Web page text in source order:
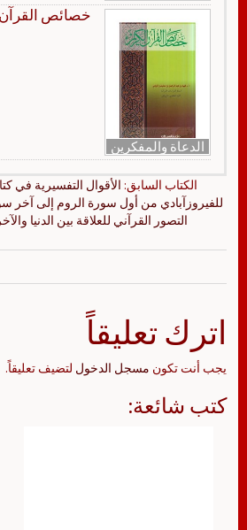
الدعاة والمفكرين
خصائص القرآن
الكتاب السابق: الأقوال التفسيرية في
للفيروزآبادي من أول سورة الروم إلى آخر
التصور القرآني للعلاقة بين الدنيا
اترك تعليقاً
يجب أنت تكون مسجل الدخول لتضيف تعليقاً.
كتب شائعة: